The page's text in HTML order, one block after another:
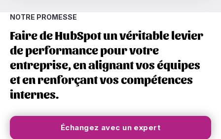
NOTRE PROMESSE
Faire de HubSpot un véritable levier
de performance pour votre
entreprise, en alignant vos équipes
et en renforçant vos compétences
internes.
Échangez avec un expert